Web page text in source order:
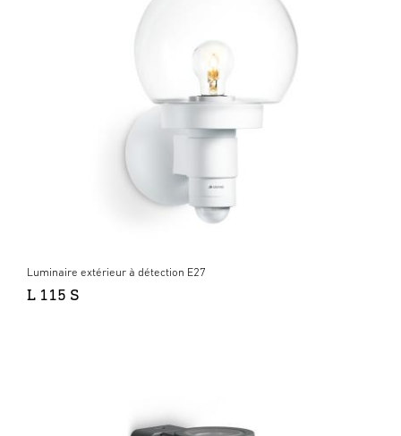
Luminaire extérieur à détection E27
L 115 S